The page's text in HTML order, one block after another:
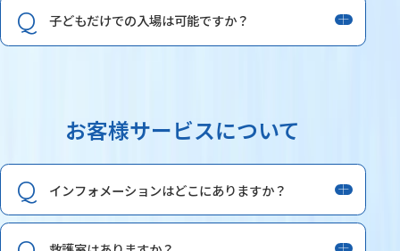
子どもだけでの入場は可能ですか？
お客様サービスについて
インフォメーションはどこにありますか？